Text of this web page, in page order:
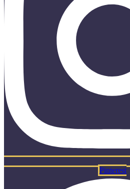
Pinterest